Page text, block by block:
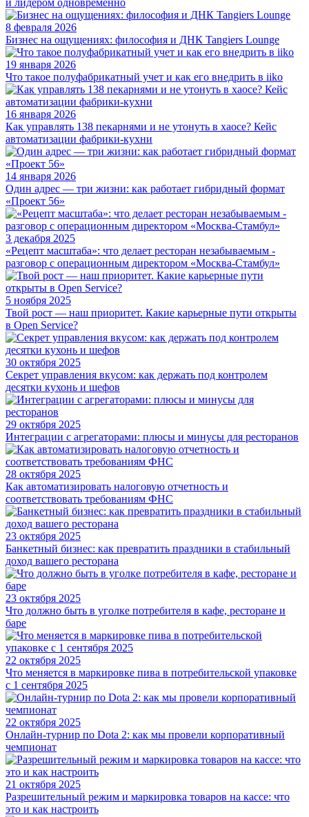
и лидером одновременно
8 февраля 2026
Бизнес на ощущениях: философия и ДНК Tangiers Lounge
19 января 2026
Что такое полуфабрикатный учет и как его внедрить в iiko
16 января 2026
Как управлять 138 пекарнями и не утонуть в хаосе? Кейс
автоматизации фабрики-кухни
14 января 2026
Один адрес — три жизни: как работает гибридный формат
«Проект 56»
3 декабря 2025
«Рецепт масштаба»: что делает ресторан незабываемым -
разговор с операционным директором «Москва-Стамбул»
5 ноября 2025
Твой рост — наш приоритет. Какие карьерные пути открыты
в Open Service?
30 октября 2025
Секрет управления вкусом: как держать под контролем
десятки кухонь и шефов
29 октября 2025
Интеграции с агрегаторами: плюсы и минусы для ресторанов
28 октября 2025
Как автоматизировать налоговую отчетность и
соответствовать требованиям ФНС
23 октября 2025
Банкетный бизнес: как превратить праздники в стабильный
доход вашего ресторана
23 октября 2025
Что должно быть в уголке потребителя в кафе, ресторане и
баре
22 октября 2025
Что меняется в маркировке пива в потребительской упаковке
с 1 сентября 2025
22 октября 2025
Онлайн-турнир по Dota 2: как мы провели корпоративный
чемпионат
21 октября 2025
Разрешительный режим и маркировка товаров на кассе: что
это и как настроить